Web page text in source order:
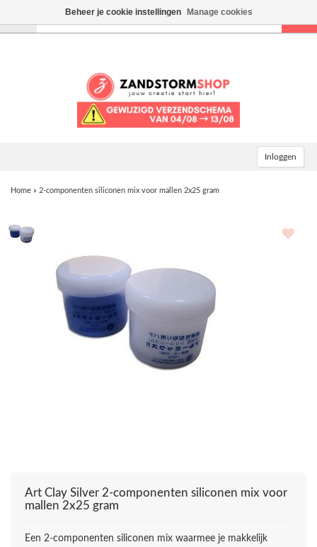
Inloggen
Home » 2-componenten siliconen mix voor mallen 2x25 gram
Art Clay Silver 2-componenten siliconen mix voor
mallen 2x25 gram
Een 2-componenten siliconen mix waarmee je makkelijk
Beheer je cookie instellingen Manage cookies